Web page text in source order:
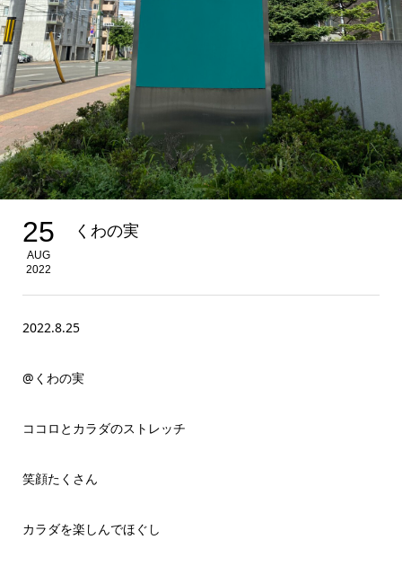
25
AUG
2022
くわの実
2022.8.25
@くわの実
ココロとカラダのストレッチ
笑顔たくさん
カラダを楽しんでほぐし